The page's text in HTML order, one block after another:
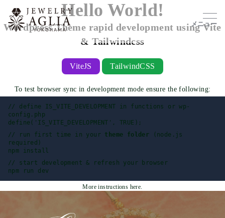
メニュー
Hello World!
Wordpress Theme rapid development using Vite
& Tailwindcss
ViteJS TailwindCSS
To test browser sync in development mode ensure the following:
// define IS_VITE_DEVELOPMENT in functions or wp-
config.php
define('IS_VITE_DEVELOPMENT', TRUE);
// run first time in your theme folder (node.js
required)
npm install
// start development & refresh your browser
npm run dev
More instructions here.